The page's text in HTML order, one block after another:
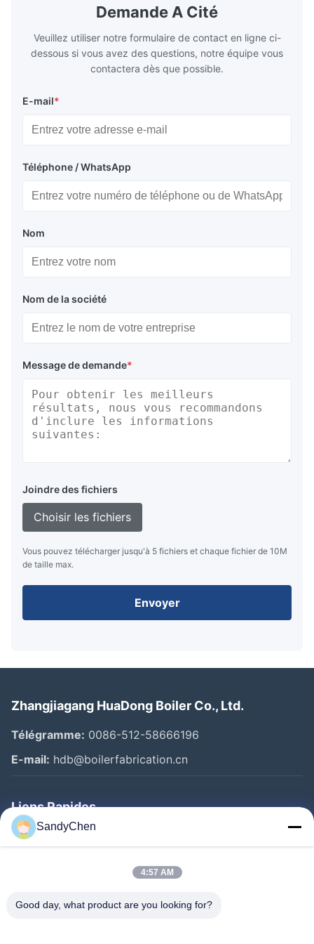
the basic component of boiler water
circulation loop.Because of both cooling
Demande A Cité
Veuillez utiliser notre formulaire de contact en ligne ci-
dessous si vous avez des questions, notre équipe vous
contactera dès que possible.
E-mail*
Téléphone / WhatsApp
Nom
Nom de la société
Message de demande*
Joindre des fichiers
Choisir les fichiers
Vous pouvez télécharger jusqu'à 5 fichiers et chaque fichier de 10M
de taille max.
Envoyer
Zhangjiagang HuaDong Boiler Co., Ltd.
Télégramme: 0086-512-58666196
E-mail: hdb@boilerfabrication.cn
Liens Rapides
Maison
Au Sujet De Nous
SandyChen
4:57 AM
Good day, what product are you looking for?